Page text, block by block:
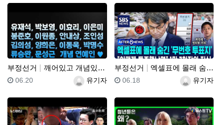
부정선거 깨어있고 개념있고 소신있는 박보영, 유재석, 이효리, …
등록자유기자
등록일
06.20
부정선거 엑셀표에 몰래 숨긴 '무번호 투표지'.."어떻게 특종했…
등록자유기자
등록일
06.18